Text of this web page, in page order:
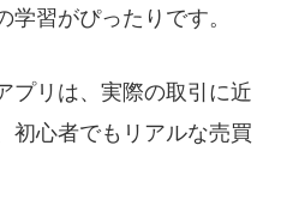
習がぴったりです。
プリは、実際の取引に近
初心者でもリアルな売買